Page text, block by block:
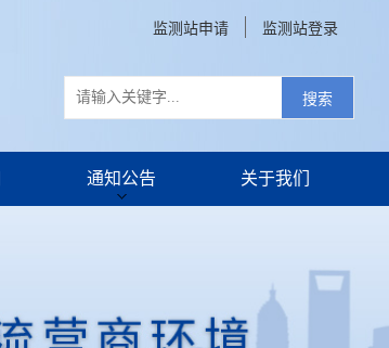
搜索
监测站申请 监测站登录
通知公告 关于我们